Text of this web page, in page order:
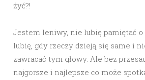
żyć?!
Jestem leniwy, nie lubię pamiętać
lubię, gdy rzeczy dzieją się same i
zawracać tym głowy. Ale bez
najgorsze i najlepsze co może